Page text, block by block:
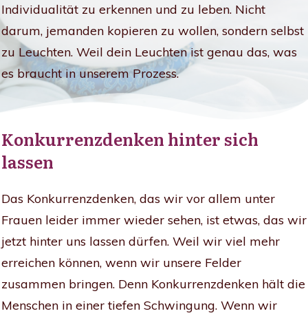
Individualität zu erkennen und zu leben. Nicht
darum, jemanden kopieren zu wollen, sondern selbst
zu Leuchten. Weil dein Leuchten ist genau das, was
es braucht in unserem Prozess.
Konkurrenzdenken hinter sich
lassen
Das Konkurrenzdenken, das wir vor allem unter
Frauen leider immer wieder sehen, ist etwas, das wir
jetzt hinter uns lassen dürfen. Weil wir viel mehr
erreichen können, wenn wir unsere Felder
zusammen bringen. Denn Konkurrenzdenken hält die
Menschen in einer tiefen Schwingung. Wenn wir